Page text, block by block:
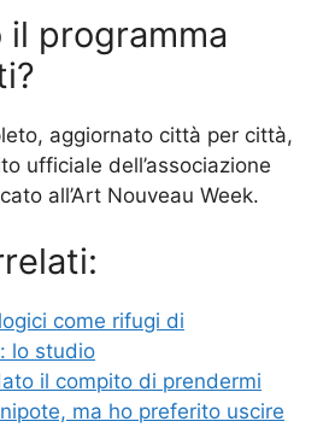
il programma
aggiornato città per città,
ufficiale dell’associazione
all’Art Nouveau Week.
come rifugi di
lo studio
il compito di prendermi
ma ho preferito uscire